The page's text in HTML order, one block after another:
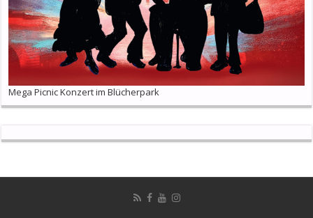
Mega Picnic Konzert im Blücherpark